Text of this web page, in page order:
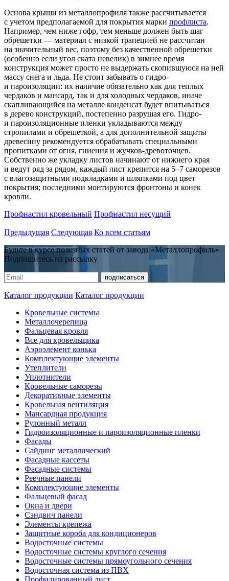
Основа крыши из металлопрофиля также рассчитывается
с учетом предполагаемой для покрытия марки профлиста.
Например, чем ниже гофр, тем меньше должен быть шаг
обрешетки — материал с низкой трапецией не рассчитан
на значительный вес, поэтому без качественной обрешетки
(особенно если угол ската невелик) в зимнее время
конструкция может просто не выдержать скопившуюся на ней
массу снега и льда. Не стоит забывать о гидро-
и пароизоляции: их наличие обязательно как для теплых
чердаков и мансард, так и для холодных чердаков, иначе
скапливающийся на металле конденсат будет впитываться
в дерево конструкций, постепенно разрушая его. Гидро-
и пароизоляционные пленки укладываются между
стропилами и обрешеткой, а для дополнительной защиты
древесину рекомендуется обрабатывать специальными
пропитками от огня, гниения и жучков-древоточцев.
Собственно же укладку листов начинают от нижнего края
и ведут ряд за рядом, каждый лист крепится на 5–7 саморезов
с влагозащитными подкладками и шляпками под цвет
покрытия; последними монтируются фронтоны и конек
кровли.
Профнастил кровельный Профнастил несущий
Предыдущая Следующая Ко всем статьям
Будьте в курсе полезных статей от завода «Металлопрофиль»
Подпишитесь на рассылку
Каталог продукции Каталог продукции
Кровельные системы
Металлочерепица
Фальцевая кровля
Все для кровельщика
Аэроэлемент конька
Комплектующие элементы
Утеплители
Уплотнители
Кровельные саморезы
Декоративные элементы
Кровельная вентиляция
Мансардная продукция
Рулонный металл
Гидроизоляционные и пароизоляционные пленки
Фасады
Сайдинг металлический
Фасадные кассеты
Фасадные системы
Реечные панели
Комплектующие элементы
Фальцевый фасад
Окна и двери
Сэндвич панели
Элементы крепежа
Защитные короба для кондиционеров
Водосточные системы
Водосточные системы круглого сечения
Водосточные системы прямоугольного сечения
Водосточная система из ПВХ
Профилированный лист